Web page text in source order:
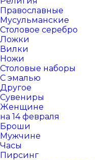
Православные
Мусульманские
Столовое серебро
Ложки
Вилки
Ножи
Столовые наборы
С эмалью
Другое
Сувениры
Женщине
на 14 февраля
Броши
Мужчине
Часы
Пирсинг